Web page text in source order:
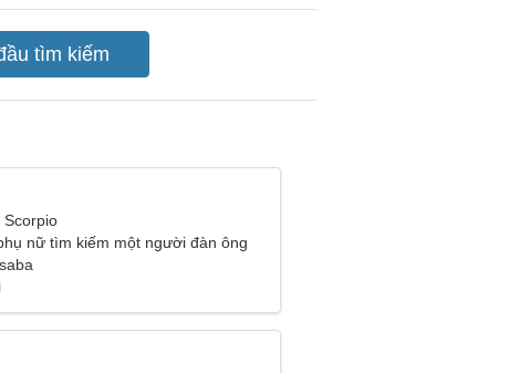
Scorpio
nữ tìm kiếm một người đàn ông